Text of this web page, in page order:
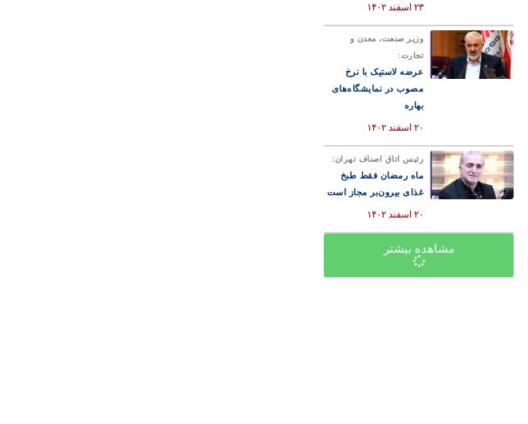
۲۳ اسفند ۱۴۰۲
وزیر صنعت، معدن و
تجارت:
عرضه لاستیک با نرخ
مصوب در نمایشگاه‌های
بهاره
۲۰ اسفند ۱۴۰۲
رئیس اتاق اصناف تهران:
ماه رمضان فقط طبخ
غذای بیرون‌بر مجاز است
۲۰ اسفند ۱۴۰۲
مشاهده بیشتر